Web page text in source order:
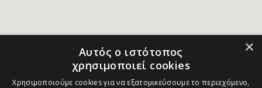
×
Αυτός ο ιστότοπος
χρησιμοποιεί cookies
Χρησιμοποιούμε cookies για να εξατομικεύσουμε το περιεχόμενο,